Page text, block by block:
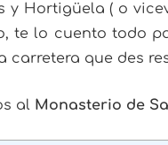
y Hortigüela ( o
te lo cuento todo
que des
al Monasterio de